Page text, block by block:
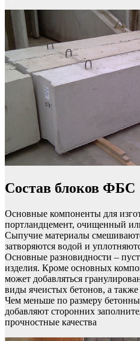
Состав блоков ФБС
Основные компоненты для
портландцемент, очищенный
Сыпучие материалы
затворяются водой и
Основные разновидности –
изделия. Кроме основных
может добавляться
виды ячеистых бетонов, а
Чем меньше по размеру
добавляют сторонних
прочностные качества